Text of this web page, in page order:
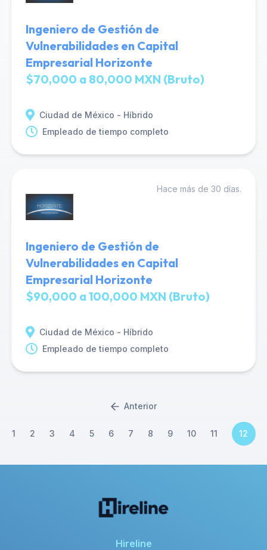
Ingeniero de Gestión de
Vulnerabilidades en Capital
Empresarial Horizonte
$70,000 a 80,000 MXN (Bruto)
Ciudad de México - Híbrido
Empleado de tiempo completo
Hace más de 30 días.
Ingeniero de Gestión de
Vulnerabilidades en Capital
Empresarial Horizonte
$90,000 a 100,000 MXN (Bruto)
Ciudad de México - Híbrido
Empleado de tiempo completo
Anterior
1 2 3 4 5 6 7 8 9 10 11 12
Hireline